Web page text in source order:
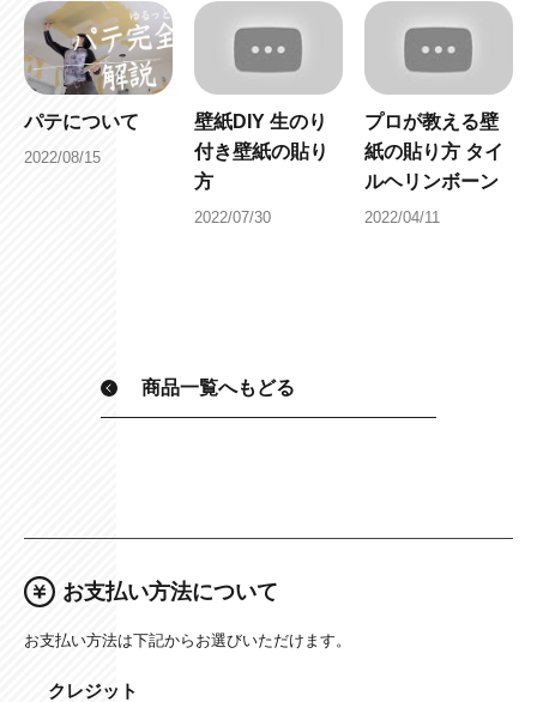
パテについて
2022/08/15
壁紙DIY 生のり
付き壁紙の貼り
方
2022/07/30
プロが教える壁
紙の貼り方 タイ
ルヘリンボーン
2022/04/11
商品一覧へもどる
お支払い方法について
お支払い方法は下記からお選びいただけます。
クレジット